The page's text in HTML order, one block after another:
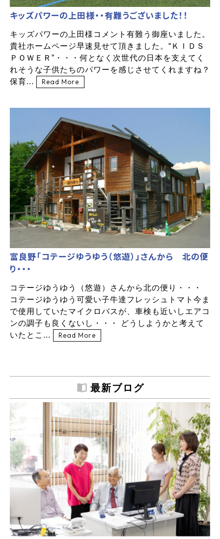
キッズパワーの上田様・・有難うございました！！
キッズパワーの上田様コメント有難う御座いました。
貴社ホームページ早速見せて頂きました。“ＫＩＤＳ
ＰＯＷＥＲ”・・・何となく次世代の日本を支えてく
れそうな子供たちのパワーを感じさせてくれますね？
保育...
Read More
富良野「コテージゆうゆう（悠遊）」さんから 北の便
り・・・
コテージゆうゆう（悠遊）さんから北の便り・・・
コテージゆうゆう可愛い子牛達フレッシュトマト今ま
で使用していたマイクロバスが、車検も近いしエアコ
ンの調子も良くないし・・・ どうしようかと考えて
いたとこ...
Read More
最新ブログ